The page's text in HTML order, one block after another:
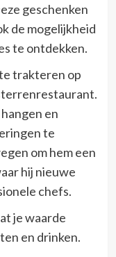
geschenken
de mogelijkheid
te ontdekken.
trakteren op
en
te
om hem een
hij nieuwe
chefs.
je waarde
en drinken.